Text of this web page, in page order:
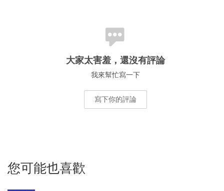
大家太害羞，還沒有評論
我來幫忙寫一下
寫下你的評論
您可能也喜歡